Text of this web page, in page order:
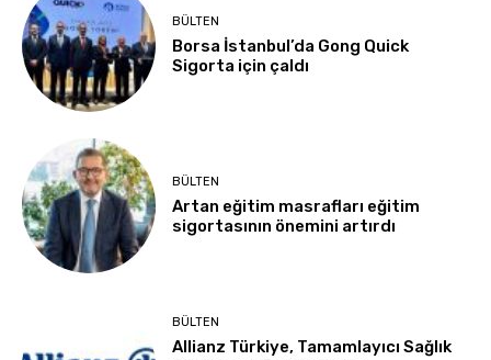
BÜLTEN
Borsa İstanbul’da Gong Quick
Sigorta için çaldı
BÜLTEN
Artan eğitim masrafları eğitim
sigortasının önemini artırdı
BÜLTEN
Allianz Türkiye, Tamamlayıcı Sağlık